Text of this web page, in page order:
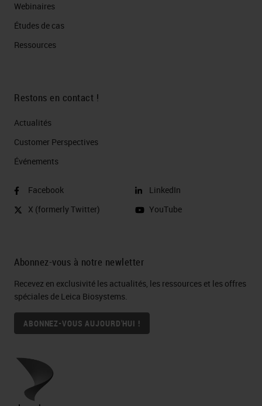
Webinaires
Études de cas
Ressources
Restons en contact !
Actualités
Customer Perspectives​
Événements
Facebook
X (formerly Twitter)
LinkedIn
YouTube
Abonnez-vous à notre newletter
Recevez en exclusivité les actualités, les ressources et les offres
spéciales de Leica Biosystems.
ABONNEZ-VOUS AUJOURD'HUI !